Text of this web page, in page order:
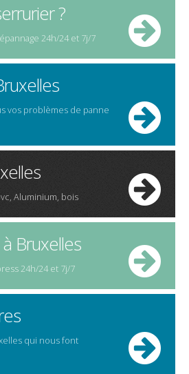
?
24h/24 et 7j/7
vos problèmes de panne
Aluminium, bois
Bruxelles
24h/24 et 7j/7
qui nous font